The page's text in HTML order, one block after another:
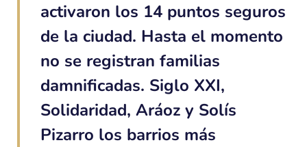
activaron los 14 puntos seguros
de la ciudad. Hasta el momento
no se registran familias
damnificadas. Siglo XXI,
Solidaridad, Aráoz y Solís
Pizarro los barrios más